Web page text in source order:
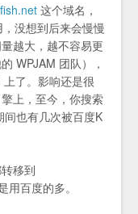
这个域名，
没想到后来会慢慢
越大，越不容易更
WPJAM 团队），
了。影响还是很
上，至今，你搜索
也有几次被百度K
移到
百度的多。